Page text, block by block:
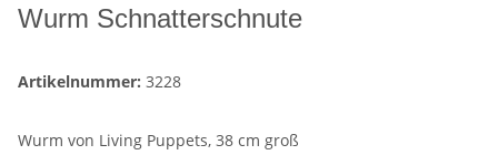
Wurm Schnatterschnute
Artikelnummer: 3228
Wurm von Living Puppets, 38 cm groß